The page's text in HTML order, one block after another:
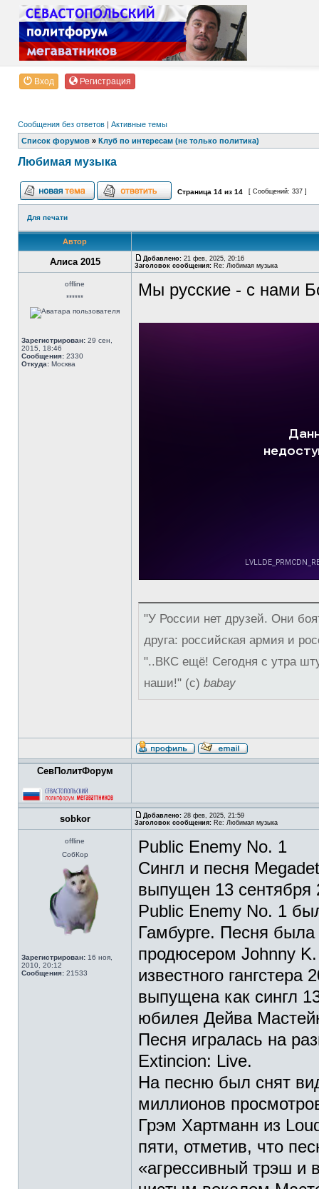
Вход Регистрация
Сообщения без ответов | Активные темы
Список форумов » Клуб по интересам (не только политика)
Любимая музыка
Страница 14 из 14 [ Сообщений: 337 ]
Для печати
Автор
Алиса 2015 Добавлено: 21 фев, 2025, 20:16
Заголовок сообщения: Re: Любимая музыка
offline
******
Зарегистрирован: 29 сен,
2015, 18:46
Сообщения: 2330
Откуда: Москва
Мы русские - с нами
"У России нет друзей. Они
друга: российская армия и
"..ВКС ещё! Сегодня с утра
наши!" (с) babay
СевПолитФорум
sobkor Добавлено: 28 фев, 2025, 21:59
Заголовок сообщения: Re: Любимая музыка
offline
СобКор
Зарегистрирован: 16 ноя,
2010, 20:12
Сообщения: 21533
Public Enemy No. 1
Сингл и песня
выпущен 13 сентября
Public Enemy No. 1
Гамбурге. Песня
продюсером Johnny
известного
выпущена как сингл
юбилея Дейва
Песня игралась на
Extincion: Live.
На песню был снят
миллионов
Грэм Хартманн из
пяти, отметив, что
«агрессивный трэш и